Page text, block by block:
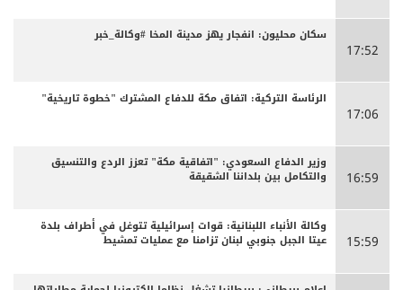
17:52
سكان محليون: انفجار يهز مدينة المخا #وكالة_خبر
17:06
الرئاسة التركية: اتفاق مكة للدفاع المشترك "خطوة تاريخية"
16:59
وزير الدفاع السعودي: "اتفاقية مكة" تعزز الردع والتنسيق
والتكامل بين بلداننا الشقيقة
15:59
وكالة الأنباء اللبنانية: قوات إسرائيلية تتوغل في أطراف بلدة
عيتا الجبل جنوبي لبنان تزامنا مع عمليات تمشيط